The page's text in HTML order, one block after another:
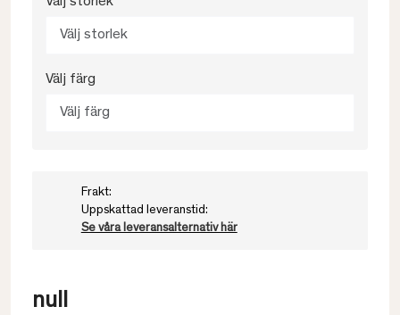
Välj storlek
Välj färg
Välj färg
Frakt:
Uppskattad leveranstid:
Se våra leveransalternativ här
null